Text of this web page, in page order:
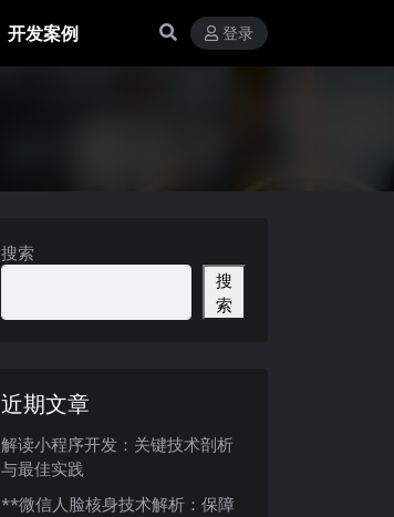
开发案例 登录
搜索
搜
索
近期文章
解读小程序开发：关键技术剖析
与最佳实践
**微信人脸核身技术解析：保障